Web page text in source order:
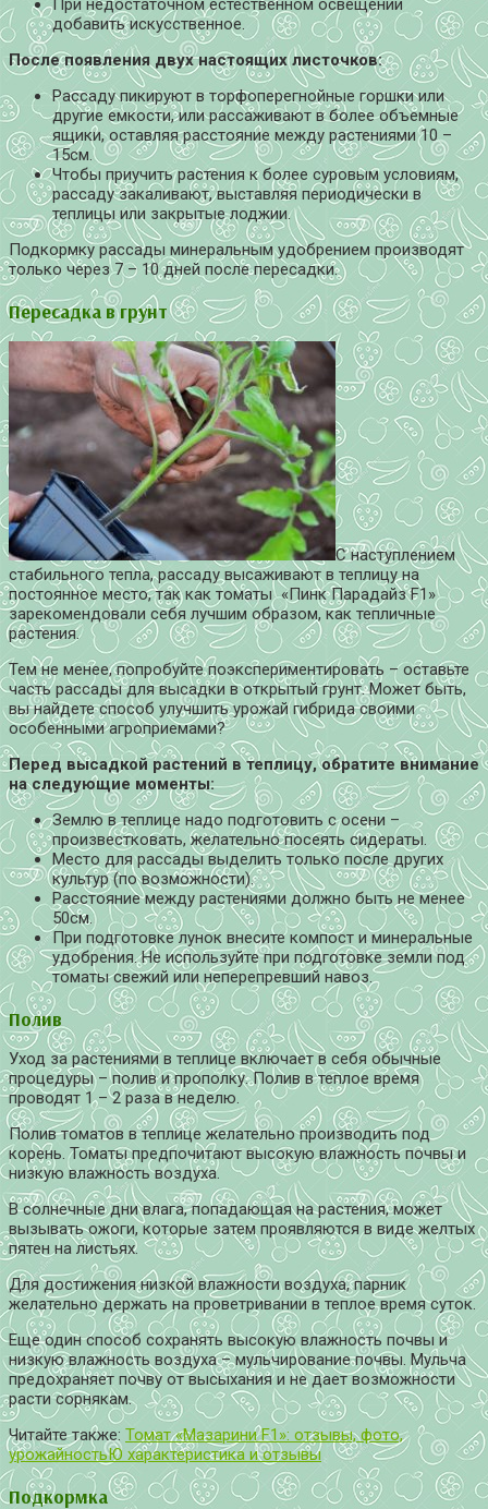
При недостаточном естественном освещении
добавить искусственное.
После появления двух настоящих листочков:
Рассаду пикируют в торфоперегнойные горшки или
другие емкости, или рассаживают в более объемные
ящики, оставляя расстояние между растениями 10 –
15см.
Чтобы приучить растения к более суровым условиям,
рассаду закаливают, выставляя периодически в
теплицы или закрытые лоджии.
Подкормку рассады минеральным удобрением производят
только через 7 – 10 дней после пересадки.
Пересадка в грунт
С наступлением
стабильного тепла, рассаду высаживают в теплицу на
постоянное место, так как томаты «Пинк Парадайз F1»
зарекомендовали себя лучшим образом, как тепличные
растения.
Тем не менее, попробуйте поэкспериментировать – оставьте
часть рассады для высадки в открытый грунт. Может быть,
вы найдете способ улучшить урожай гибрида своими
особенными агроприемами?
Перед высадкой растений в теплицу, обратите внимание
на следующие моменты:
Землю в теплице надо подготовить с осени –
произвестковать, желательно посеять сидераты.
Место для рассады выделить только после других
культур (по возможности).
Расстояние между растениями должно быть не менее
50см.
При подготовке лунок внесите компост и минеральные
удобрения. Не используйте при подготовке земли под
томаты свежий или неперепревший навоз.
Полив
Уход за растениями в теплице включает в себя обычные
процедуры – полив и прополку. Полив в теплое время
проводят 1 – 2 раза в неделю.
Полив томатов в теплице желательно производить под
корень. Томаты предпочитают высокую влажность почвы и
низкую влажность воздуха.
В солнечные дни влага, попадающая на растения, может
вызывать ожоги, которые затем проявляются в виде желтых
пятен на листьях.
Для достижения низкой влажности воздуха, парник
желательно держать на проветривании в теплое время суток.
Еще один способ сохранять высокую влажность почвы и
низкую влажность воздуха – мульчирование почвы. Мульча
предохраняет почву от высыхания и не дает возможности
расти сорнякам.
Читайте также: Томат «Мазарини F1»: отзывы, фото,
урожайностьЮ характеристика и отзывы
Подкормка